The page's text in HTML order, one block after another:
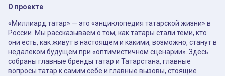
О проекте
«Миллиард.татар» — это «энциклопедия татарской жизни» в
России. Мы рассказываем о том, как татары стали теми, кто
они есть, как живут в настоящем и какими, возможно, станут в
недалеком будущем при «оптимистичном сценарии». Здесь
собраны главные бренды татар и Татарстана, главные
вопросы татар к самим себе и главные вызовы, стоящие